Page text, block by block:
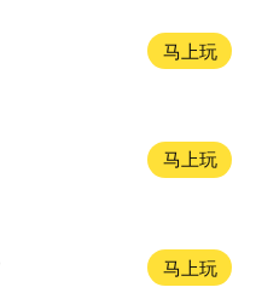
马上玩
马上玩
马上玩